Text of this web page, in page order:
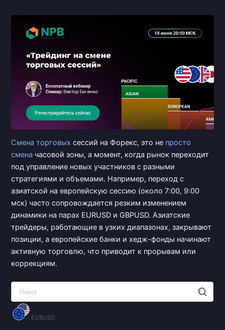
Смена торговых сессий на Форекс, это не просто
смена часовой зоны, а момент, когда рынок переходит
под управление новых участников с разными
стратегиями и объемами. Например, переход с
азиатской на европейскую сессию (около 7:00, 9:00
мск) часто сопровождается резким изменением
динамики на парах EURUSD и GBPUSD. Азиатские
трейдеры, работающие в узких диапазонах, закрывают
позиции, а европейские банки и хедж-фонды начинают
активную торговлю, что приводит к прорывам или
коррекциям.